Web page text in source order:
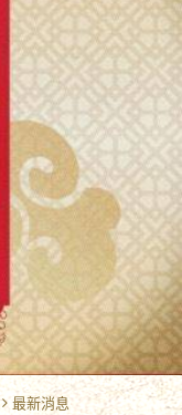
最新消息